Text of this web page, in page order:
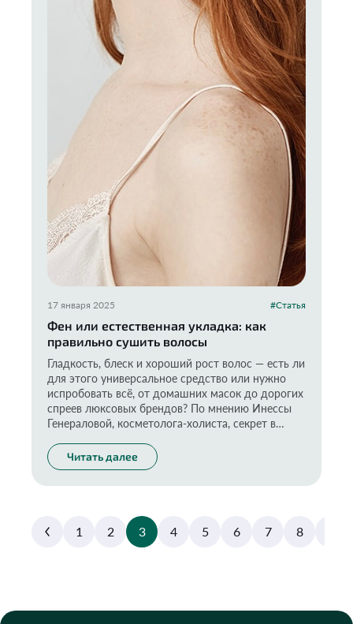
17 января 2025 #Статья
Фен или естественная укладка: как
правильно сушить волосы
Гладкость, блеск и хороший рост волос — есть ли
для этого универсальное средство или нужно
испробовать всё, от домашних масок до дорогих
спреев люксовых брендов? По мнению Инессы
Генераловой, косметолога-холиста, секрет в
об этом — в колонке эксперта по безопасности
товаров народного потребления и руководителя
проекта «Экоразнос®».
Читать далее
1 2 3 4 5 6 7 8